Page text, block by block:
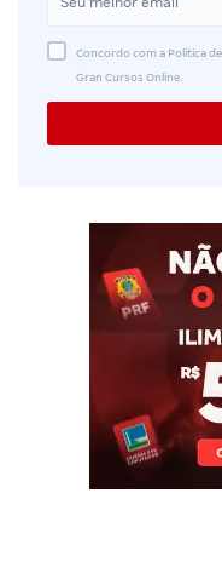
Concordo com a Política
Gran Cursos Online.